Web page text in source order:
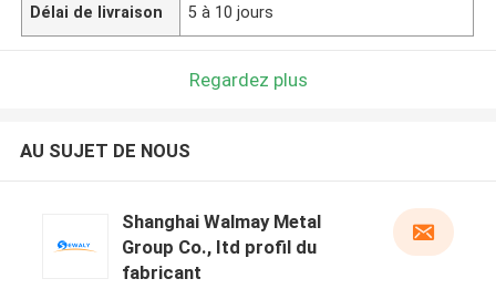
Délai de livraison 5 à 10 jours
Regardez plus
AU SUJET DE NOUS
Shanghai Walmay Metal
Group Co., Itd profil du
fabricant